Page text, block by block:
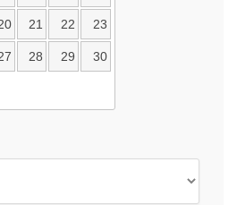
21 22 23
28 29 30